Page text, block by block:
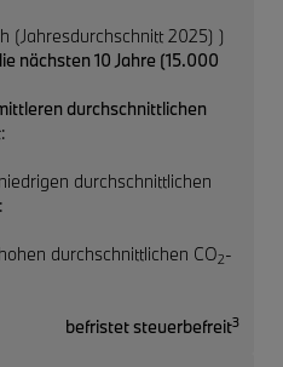
(Jahresdurchschnitt 2025) )
nächsten 10 Jahre (15.000
durchschnittlichen
:
durchschnittlichen
durchschnittlichen CO2-
befristet steuerbefreit3